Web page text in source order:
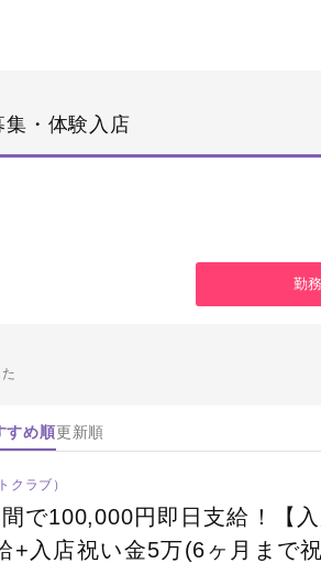
集・体験入店
勤
すめ順更新順
クラブ）
間で100,000円即日支給！【
+入店祝い金5万(6ヶ月まで